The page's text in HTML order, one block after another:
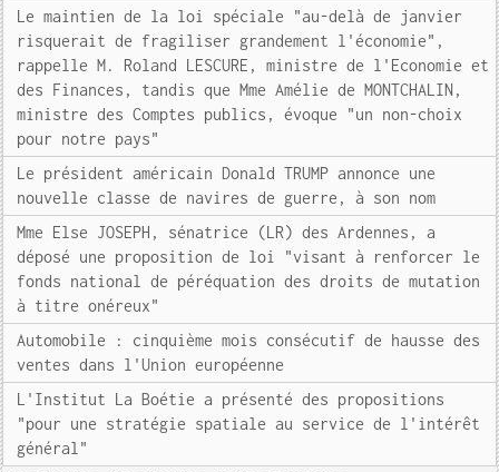
Le maintien de la loi spéciale "au-delà de janvier
risquerait de fragiliser grandement l'économie",
rappelle M. Roland LESCURE, ministre de l'Economie et
des Finances, tandis que Mme Amélie de MONTCHALIN,
ministre des Comptes publics, évoque "un non-choix
pour notre pays"
Le président américain Donald TRUMP annonce une
nouvelle classe de navires de guerre, à son nom
Mme Else JOSEPH, sénatrice (LR) des Ardennes, a
déposé une proposition de loi "visant à renforcer le
fonds national de péréquation des droits de mutation
à titre onéreux"
Automobile : cinquième mois consécutif de hausse des
ventes dans l'Union européenne
L'Institut La Boétie a présenté des propositions
"pour une stratégie spatiale au service de l'intérêt
général"